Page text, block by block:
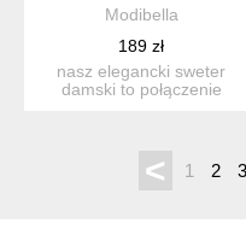
Modibella
189 zł
nasz elegancki sweter
damski to połączenie
< 1 2 3